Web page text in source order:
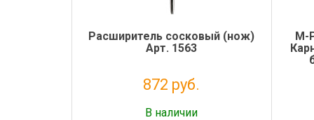
Расширитель сосковый (нож)
Арт. 1563
872 руб.
В наличии
M-